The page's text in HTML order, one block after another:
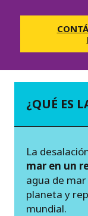
¿QUÉ ES
La
mar en un
agua de
planeta y
mundial.